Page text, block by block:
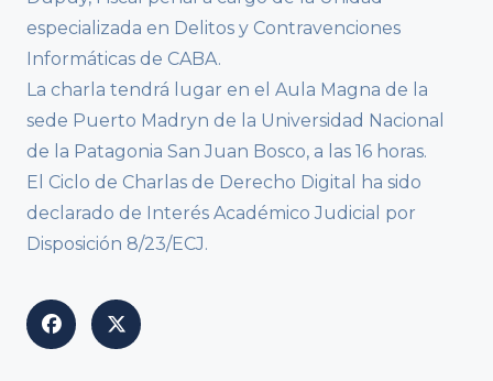
especializada en Delitos y Contravenciones
Informáticas de CABA.
La charla tendrá lugar en el Aula Magna de la
sede Puerto Madryn de la Universidad Nacional
de la Patagonia San Juan Bosco, a las 16 horas.
El Ciclo de Charlas de Derecho Digital ha sido
declarado de Interés Académico Judicial por
Disposición 8/23/ECJ.